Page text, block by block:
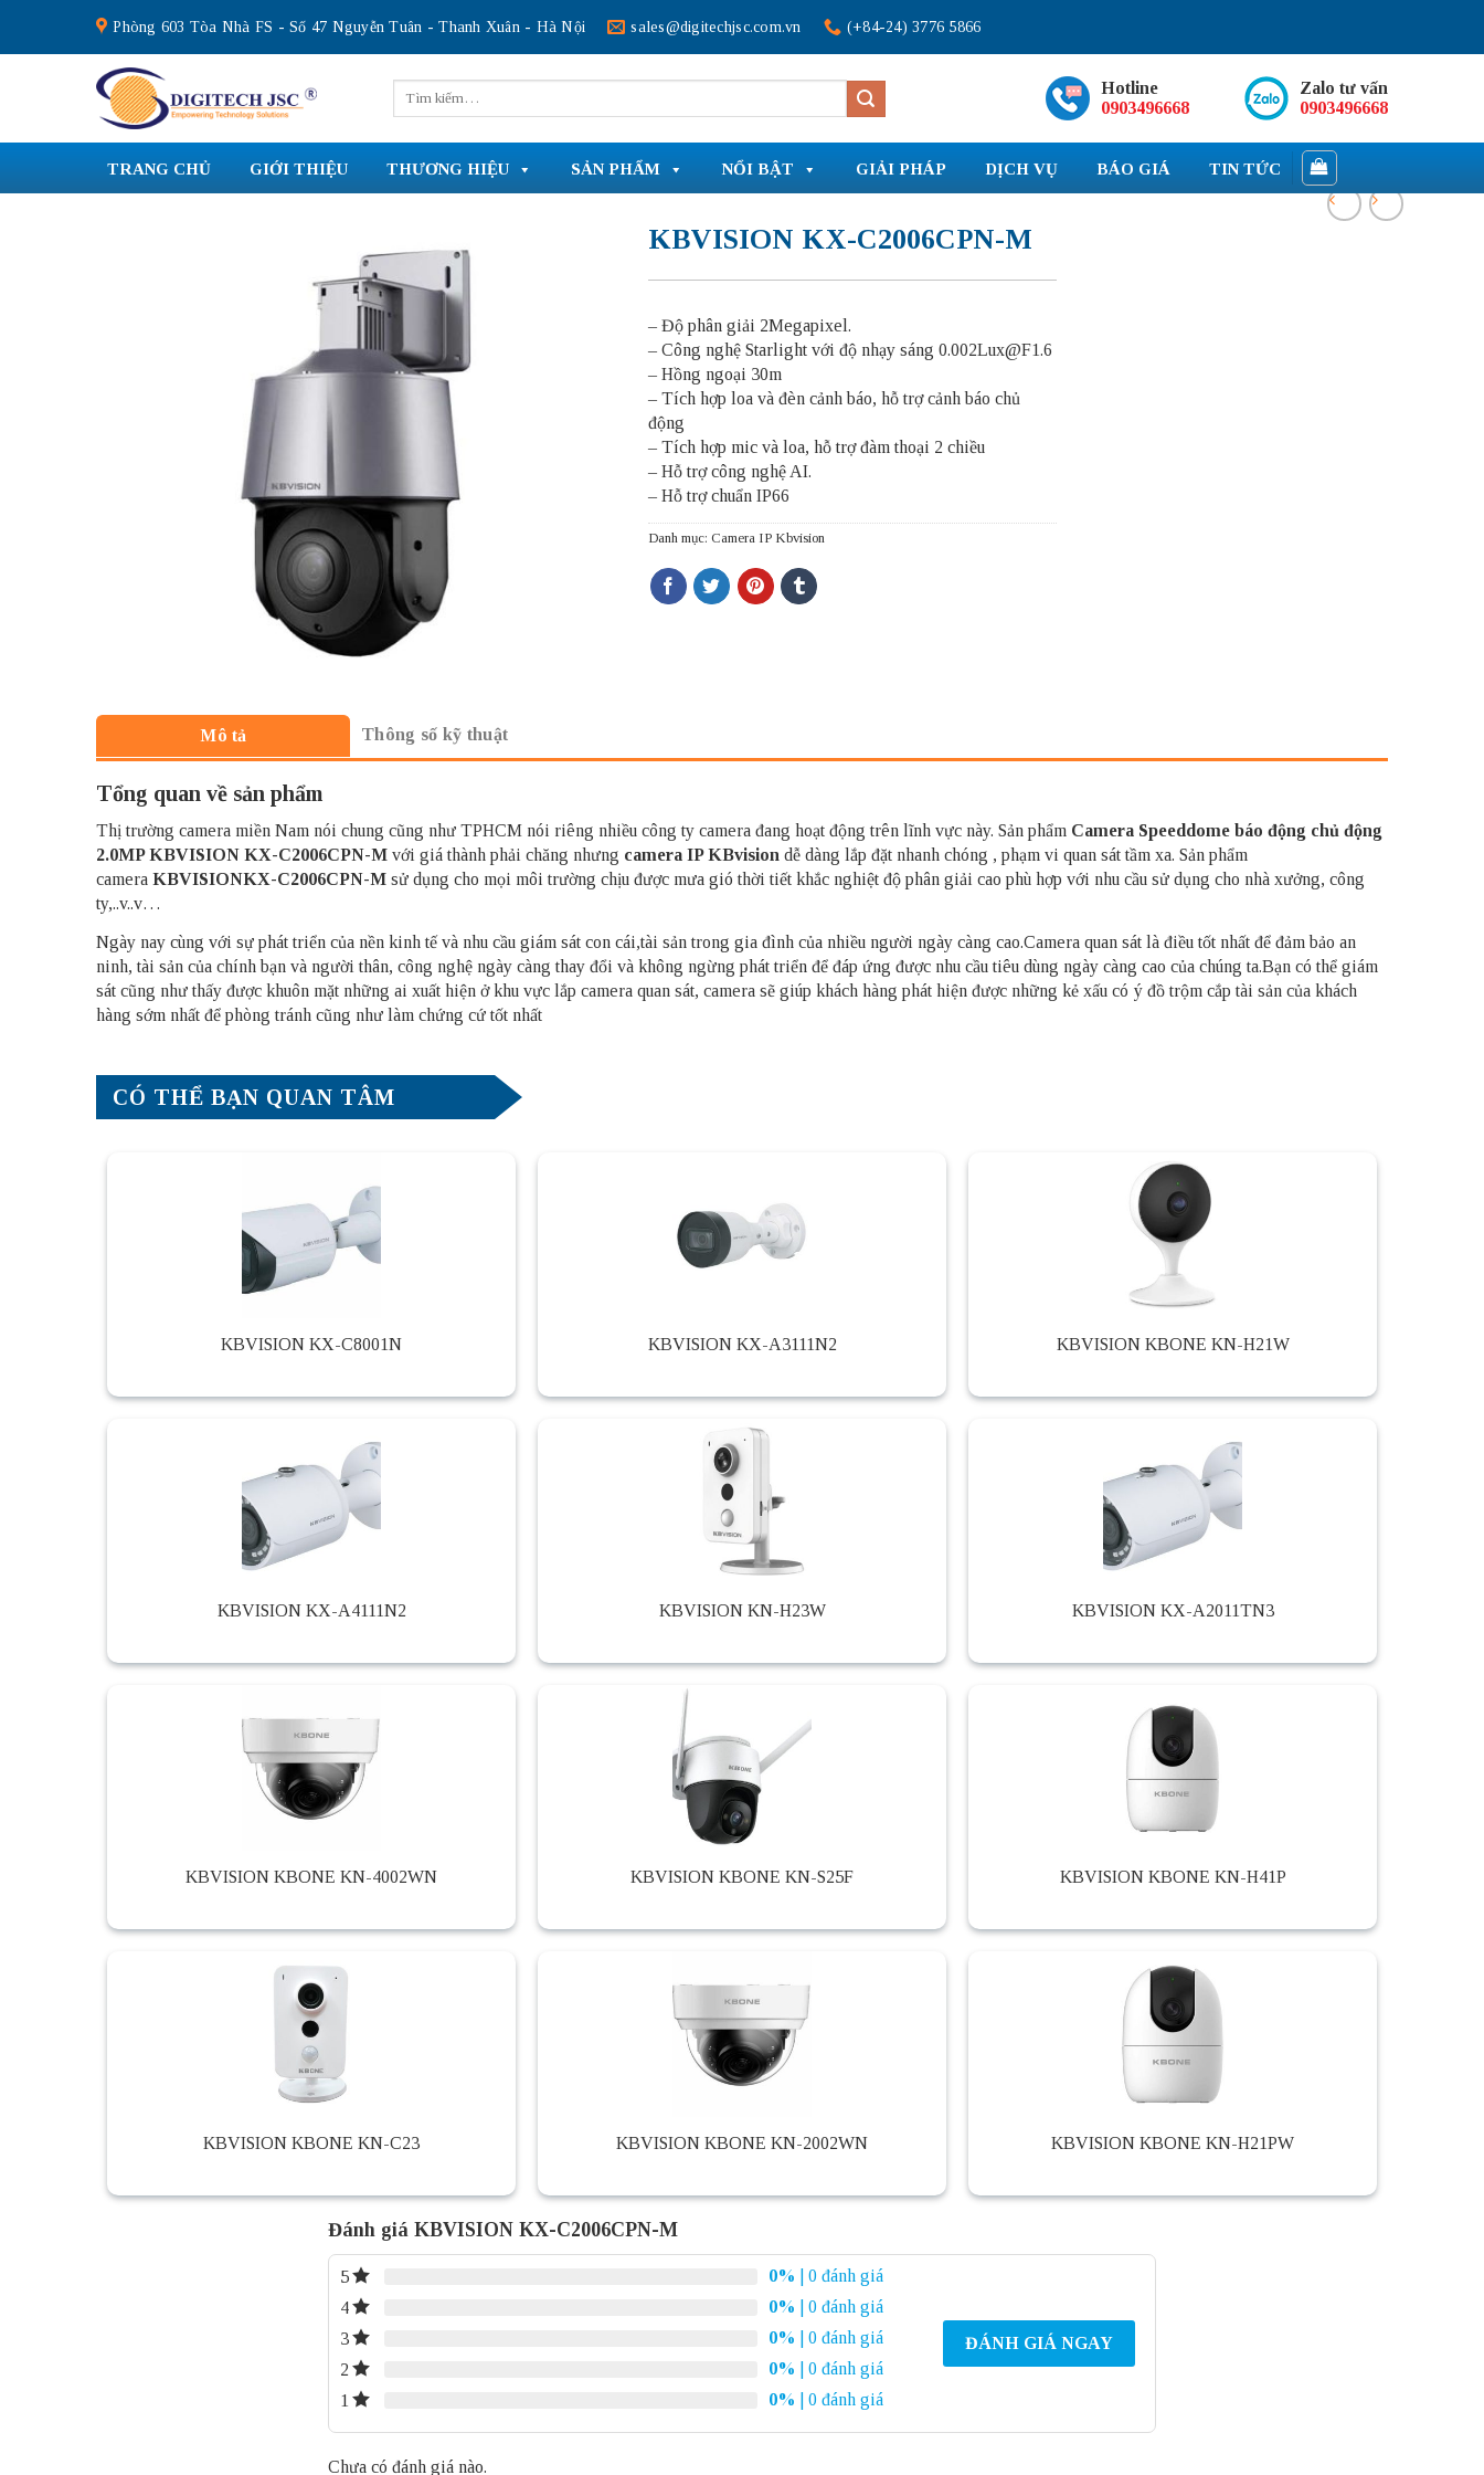
content
Phòng 603 Tòa Nhà FS - Số 47 Nguyễn Tuân - Thanh Xuân - Hà Nội sales@digitechjsc.com.vn (+84-24) 3776 5866
kiếm:
Hotline
0903496668
Zalo tư vấn
0903496668
TRANG CHỦ GIỚI THIỆU THƯƠNG HIỆU SẢN PHẨM NỔI BẬT GIẢI PHÁP DỊCH VỤ BÁO GIÁ TIN TỨC
KBVISION KX-C2006CPN-M
– Độ phân giải 2Megapixel.
– Công nghệ Starlight với độ nhạy sáng 0.002Lux@F1.6
– Hồng ngoại 30m
– Tích hợp loa và đèn cảnh báo, hỗ trợ cảnh báo chủ
động
– Tích hợp mic và loa, hỗ trợ đàm thoại 2 chiều
– Hỗ trợ công nghệ AI.
– Hỗ trợ chuẩn IP66
Danh mục: Camera IP Kbvision
Mô tả Thông số kỹ thuật
Tổng quan về sản phẩm
Thị trường camera miền Nam nói chung cũng như TPHCM nói riêng nhiều công ty camera đang hoạt động trên lĩnh vực này. Sản phẩm Camera Speeddome báo động chủ động
2.0MP KBVISION KX-C2006CPN-M với giá thành phải chăng nhưng camera IP KBvision dễ dàng lắp đặt nhanh chóng , phạm vi quan sát tầm xa. Sản phẩm
camera KBVISIONKX-C2006CPN-M sử dụng cho mọi môi trường chịu được mưa gió thời tiết khắc nghiệt độ phân giải cao phù hợp với nhu cầu sử dụng cho nhà xưởng, công
ty,..v..v…
Ngày nay cùng với sự phát triển của nền kinh tế và nhu cầu giám sát con cái,tài sản trong gia đình của nhiều người ngày càng cao.Camera quan sát là điều tốt nhất để đảm bảo an
ninh, tài sản của chính bạn và người thân, công nghệ ngày càng thay đổi và không ngừng phát triển để đáp ứng được nhu cầu tiêu dùng ngày càng cao của chúng ta.Bạn có thể giám
sát cũng như thấy được khuôn mặt những ai xuất hiện ở khu vực lắp camera quan sát, camera sẽ giúp khách hàng phát hiện được những kẻ xấu có ý đồ trộm cắp tài sản của khách
hàng sớm nhất để phòng tránh cũng như làm chứng cứ tốt nhất
CÓ THỂ BẠN QUAN TÂM
KBVISION KX-C8001N KBVISION KX-A3111N2 KBVISION KBONE KN-H21W
KBVISION KX-A4111N2 KBVISION KN-H23W KBVISION KX-A2011TN3
KBVISION KBONE KN-4002WN KBVISION KBONE KN-S25F KBVISION KBONE KN-H41P
KBVISION KBONE KN-C23 KBVISION KBONE KN-2002WN KBVISION KBONE KN-H21PW
Đánh giá KBVISION KX-C2006CPN-M
5 0%
| 0 đánh giá
4
0%
| 0 đánh giá
3
0%
| 0 đánh giá
2
0%
| 0 đánh giá
1
0% | 0 đánh giá
ĐÁNH GIÁ NGAY
Chưa có đánh giá nào.